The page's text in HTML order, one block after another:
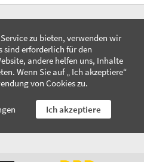
zu bieten, verwenden wir
sind erforderlich für den
andere helfen uns, Inhalte
Wenn Sie auf „ Ich akzeptiere“
von Cookies zu.
Ich akzeptiere